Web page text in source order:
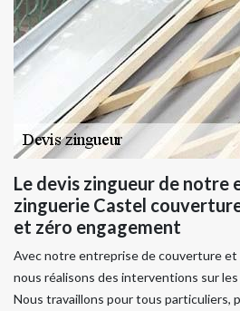
Le devis zingueur de notre
zinguerie Castel
et zéro engagement
Avec notre entreprise de couverture
nous réalisons des interventions sur
Nous travaillons pour tous particuliers,